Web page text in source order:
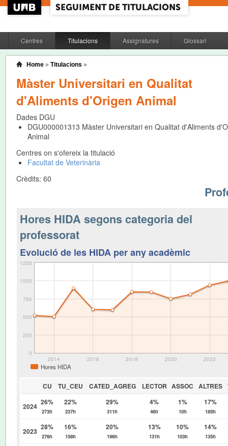
Centres Titulacions Assignatures Glossari
Home » Titulacions »
Màster Universitari en Qualitat
d'Aliments d'Origen Animal
Dades DGU
DGU000001313 Màster Universitari en Qualitat d'Aliments
Animal
Centres on s'ofereix la titulació
Facultat de Veterinària
Crèdits: 60
Hores HIDA segons categoria del
professorat
Evolució de les HIDA per any acadèmic
2014 2016 2018 2020 2022
0
250
500
750
1000
1250
Hores HIDA
CU TU_CEU CATED_AGREG LECTOR ASSOC ALTRES
2024 26%
273h
22%
237h
29%
311h
4%
46h
1%
10h
17%
185h
2023 28%
276h
16%
158h
20%
196h
13%
131h
10%
103h
14%
135h